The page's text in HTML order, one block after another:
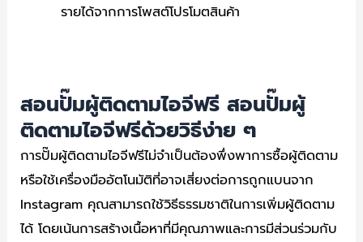
รายได้จากการโพสต์โปรโมตสินค้า
สอนปั๊มผู้ติดตามไอจีฟรี สอนปั๊มผู้
ติดตามไอจีฟรีด้วยวิธีง่าย ๆ
การปั๊มผู้ติดตามไอจีฟรีไม่จำเป็นต้องพึ่งพาการซื้อผู้ติดตาม
หรือใช้เครื่องมืออัตโนมัติที่อาจเสี่ยงต่อการถูกแบนจาก
Instagram คุณสามารถใช้วิธีธรรมชาติในการเพิ่มผู้ติดตาม
ได้ โดยเน้นการสร้างเนื้อหาที่มีคุณภาพและการมีส่วนร่วมกับ